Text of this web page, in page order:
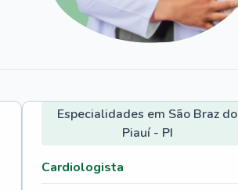
Especialidades em São Braz do
Piauí - PI
Cardiologista